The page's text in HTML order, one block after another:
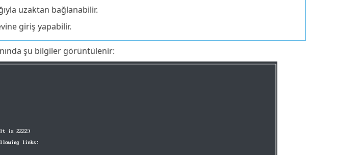
uzaktan bağlanabilir.
giriş yapabilir.
şu bilgiler görüntülenir: